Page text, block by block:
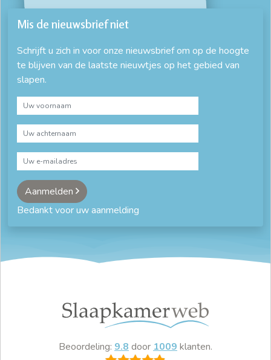
Mis de nieuwsbrief niet
Schrijft u zich in voor onze nieuwsbrief om op de hoogte
te blijven van de laatste nieuwtjes op het gebied van
slapen.
Aanmelden
Bedankt voor uw aanmelding
Beoordeling: 9.8door1009klanten.